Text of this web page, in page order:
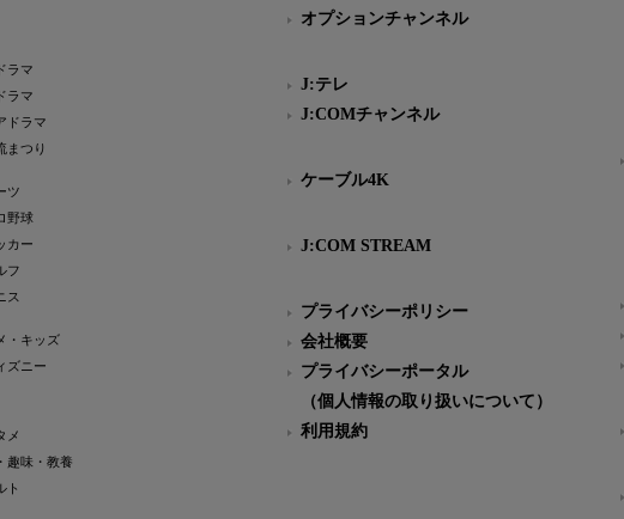
ラマ
ラマ
ドラマ
まつり
ツ
野球
カー
フ
ス
・キッズ
ズニー
メ
趣味・教養
ト
オプションチャンネル
J:テレ
J:COMチャンネル
ケーブル4K
J:COM STREAM
プライバシーポリシー
会社概要
プライバシーポータル
（個人情報の取り扱いについて）
利用規約